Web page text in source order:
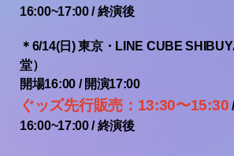
16:00~17:00 / 終演後
＊6/14(日) 東京・LINE CUBE
堂）
開場16:00 / 開演17:00
ぐッズ先行販売：13:30〜15:30
16:00~17:00 / 終演後